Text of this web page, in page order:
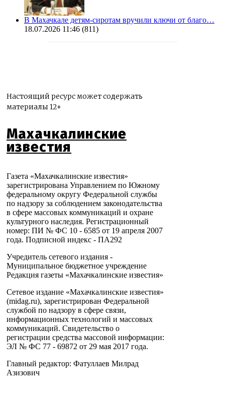
В Махачкале детям-сиротам вручили ключи от благо…
18.07.2026 11:46 (811)
Настоящий ресурс может содержать
материалы 12+
Махачкалинские
известия
Газета «Махачкалинские известия»
зарегистрирована Управлением по Южному
федеральному округу Федеральной службы
по надзору за соблюдением законодательства
в сфере массовых коммуникаций и охране
культурного наследия. Регистрационный
номер: ПИ № ФС 10 - 6585 от 19 апреля 2007
года. Подписной индекс - ПА292
Учредитель сетевого издания -
Муниципальное бюджетное учреждение
Редакция газеты «Махачкалинские известия»
Сетевое издание «Махачкалинские известия»
(midag.ru), зарегистрирован Федеральной
службой по надзору в сфере связи,
информационных технологий и массовых
коммуникаций. Свидетельство о
регистрации средства массовой информации:
ЭЛ № ФС 77 - 69872 от 29 мая 2017 года.
Главный редактор: Фатуллаев Милрад
Азизович